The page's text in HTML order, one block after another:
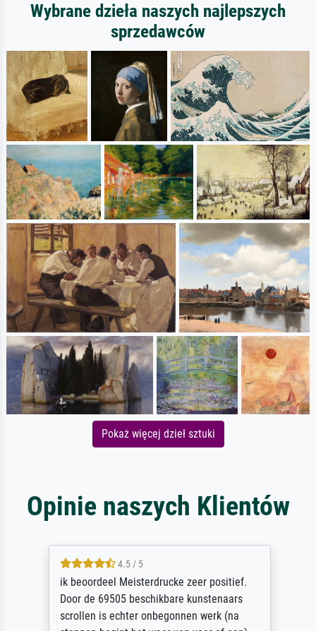
Wybrane dzieła naszych najlepszych
sprzedawców
Pokaż więcej dzieł sztuki
Opinie naszych Klientów
4.5 / 5
ik beoordeel Meisterdrucke zeer positief.
Door de 69505 beschikbare kunstenaars
scrollen is echter onbegonnen werk (na